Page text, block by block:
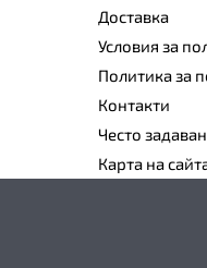
Доставка
Условия за
Политика за
Контакти
Често
Карта на